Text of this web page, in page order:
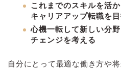
これまでのスキルを活
キャリアアップ転職を
心機一転して新しい分
チェンジを考える
自分にとって最適な働き方や